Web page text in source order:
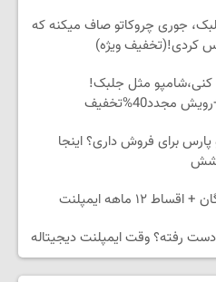
جوری چروکاتو صاف میکنه که
کردی!(تخفیف ویژه)
کنی،شامپو مثل جلبک!
برای فروش داری؟ اینجا
۱۲ ماهه ایمپلنت
رفته؟ وقت ایمپلنت دیجیتاله